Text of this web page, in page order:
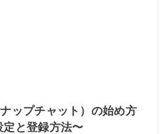
ップチャット）の始め方
と登録方法〜